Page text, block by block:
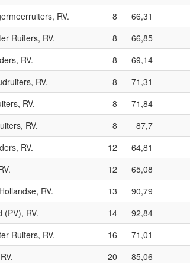
RV. 8
66,31
Ruiters, RV. 8
66,85
RV. 8
69,14
RV. 8
71,31
RV. 8
71,84
RV. 8
87,7
RV. 12
64,81
12
65,08
RV. 13
90,79
(PV), RV. 14
92,84
Ruiters, RV. 16
71,01
20
85,06